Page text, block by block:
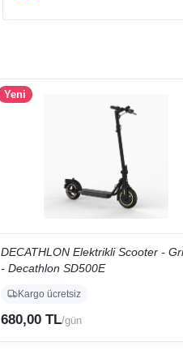
Yeni
DECATHLON Elektrikli Scooter -
- Decathlon SD500E
Kargo ücretsiz
680,00 TL/gün